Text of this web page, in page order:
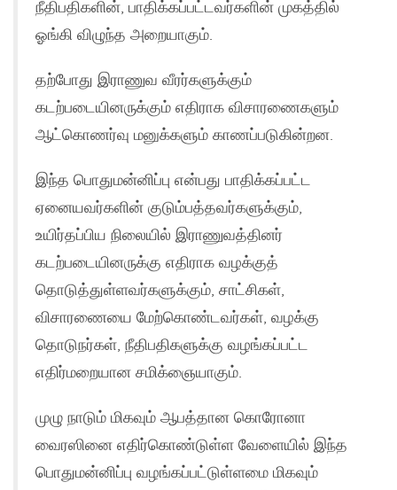
நீதிபதிகளின், பாதிக்கப்பட்டவர்களின் முகத்தில்
ஓங்கி விழுந்த அறையாகும்.
தற்போது இராணுவ வீரர்களுக்கும்
கடற்படையினருக்கும் எதிராக விசாரணைகளும்
ஆட்கொணர்வு மனுக்களும் காணப்படுகின்றன.
இந்த பொதுமன்னிப்பு என்பது பாதிக்கப்பட்ட
ஏனையவர்களின் குடும்பத்தவர்களுக்கும்,
உயிர்தப்பிய நிலையில் இராணுவத்தினர்
கடற்படையினருக்கு எதிராக வழக்குத்
தொடுத்துள்ளவர்களுக்கும், சாட்சிகள்,
விசாரணையை மேற்கொண்டவர்கள், வழக்கு
தொடுநர்கள், நீதிபதிகளுக்கு வழங்கப்பட்ட
எதிர்மறையான சமிக்ஞையாகும்.
முழு நாடும் மிகவும் ஆபத்தான கொரோனா
வைரஸினை எதிர்கொண்டுள்ள வேளையில் இந்த
பொதுமன்னிப்பு வழங்கப்பட்டுள்ளமை மிகவும்